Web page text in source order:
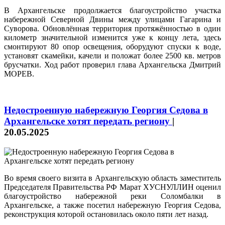
В Архангельске продолжается благоустройство участка
набережной Северной Двины между улицами Гагарина и
Суворова. Обновлённая территория протяжённостью в один
километр значительной изменится уже к концу лета, здесь
смонтируют 80 опор освещения, оборудуют спуски к воде,
установят скамейки, качели и положат более 2500 кв. метров
брусчатки. Ход работ проверил глава Архангельска Дмитрий
МОРЕВ.
Недостроенную набережную Георгия Седова в
Архангельске хотят передать региону |
20.05.2025
Во время своего визита в Архангельскую область заместитель
Председателя Правительства РФ Марат ХУСНУЛЛИН оценил
благоустройство набережной реки Соломбалки в
Архангельске, а также посетил набережную Георгия Седова,
реконструкция которой остановилась около пяти лет назад.